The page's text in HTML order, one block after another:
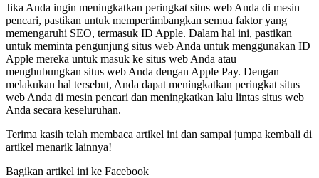
Jika Anda ingin meningkatkan peringkat situs web Anda di mesin
pencari, pastikan untuk mempertimbangkan semua faktor yang
memengaruhi SEO, termasuk ID Apple. Dalam hal ini, pastikan
untuk meminta pengunjung situs web Anda untuk menggunakan ID
Apple mereka untuk masuk ke situs web Anda atau
menghubungkan situs web Anda dengan Apple Pay. Dengan
melakukan hal tersebut, Anda dapat meningkatkan peringkat situs
web Anda di mesin pencari dan meningkatkan lalu lintas situs web
Anda secara keseluruhan.
Terima kasih telah membaca artikel ini dan sampai jumpa kembali di
artikel menarik lainnya!
Bagikan artikel ini ke Facebook